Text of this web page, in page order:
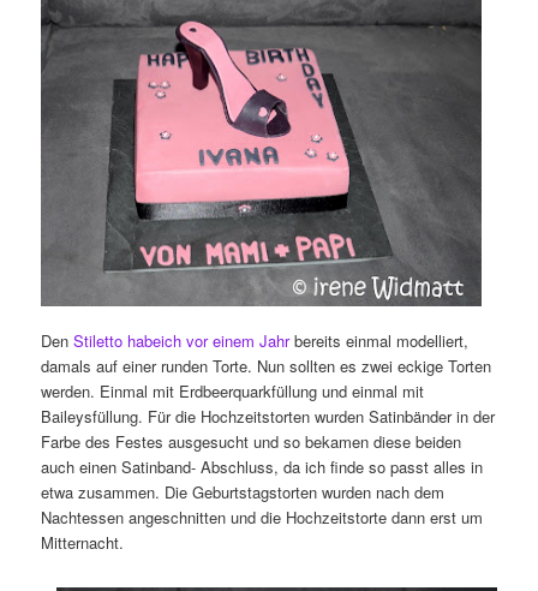
DenStiletto habeich vor einem Jahrbereits einmal modelliert,
damals auf einer runden Torte. Nun sollten es zwei eckige Torten
werden. Einmal mit Erdbeerquarkfüllung und einmal mit
Baileysfüllung. Für die Hochzeitstorten wurden Satinbänder in der
Farbe des Festes ausgesucht und so bekamen diese beiden
auch einen Satinband- Abschluss, da ich finde so passt alles in
etwa zusammen. Die Geburtstagstorten wurden nach dem
Nachtessen angeschnitten und die Hochzeitstorte dann erst um
Mitternacht.